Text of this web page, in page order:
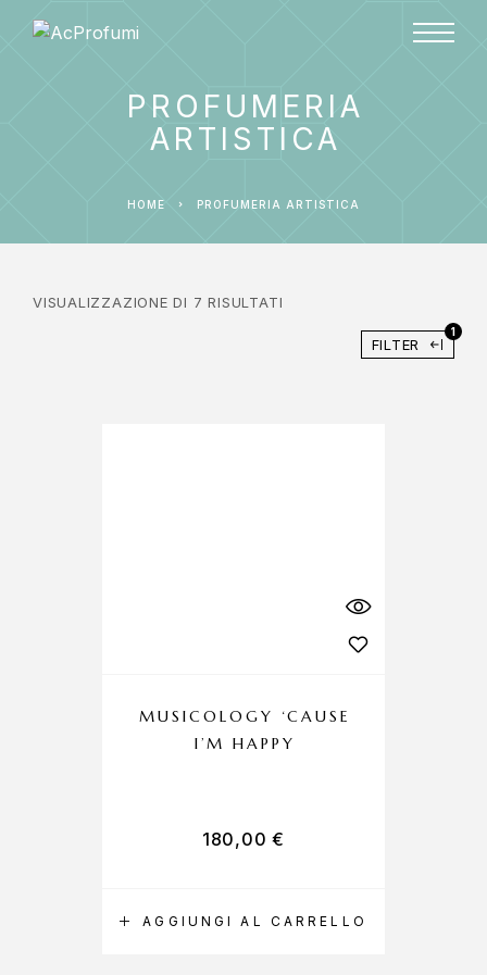
PROFUMERIA
ARTISTICA
HOME PROFUMERIA ARTISTICA
VISUALIZZAZIONE DI 7 RISULTATI
FILTER
1
AGGIUNGI AL CARRELLO
MUSICOLOGY ‘CAUSE
I’M HAPPY
180,00€